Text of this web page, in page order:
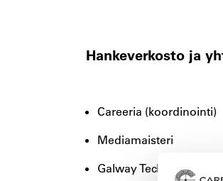
Hankeverkosto ja
Careeria (koordinointi)
Mediamaisteri
Galway Technical